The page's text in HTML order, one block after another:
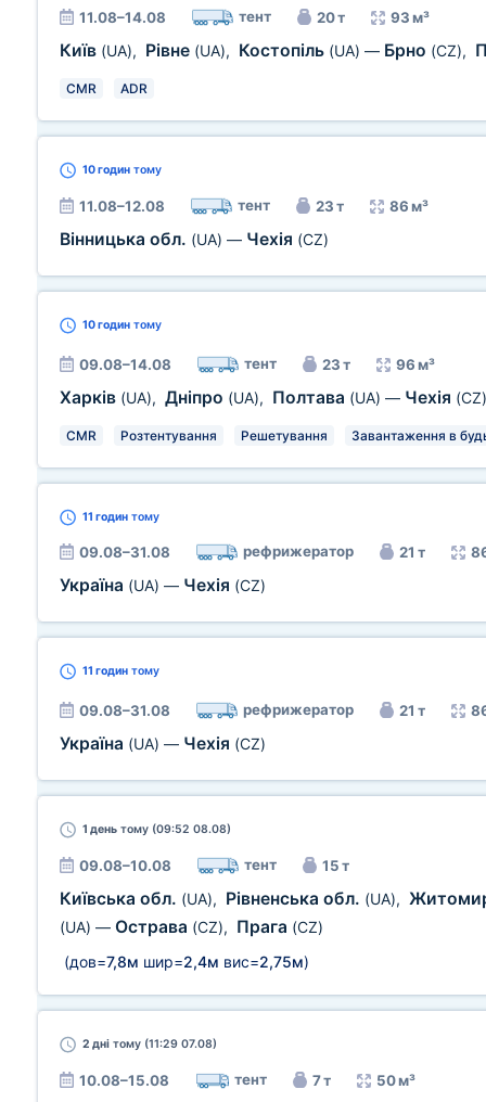
11.08–14.08 тент 20 т 93 м³
Київ (UA), Рівне (UA), Костопіль (UA) — Брно (CZ),
CMR ADR
10 годин тому
11.08–12.08 тент 23 т 86 м³
Вінницька обл. (UA) — Чехія (CZ)
10 годин тому
09.08–14.08 тент 23 т 96 м³
Харків (UA), Дніпро (UA), Полтава (UA) — Чехія (CZ)
CMR Розтентування Решетування Завантаження в
11 годин тому
09.08–31.08 рефрижератор 21 т
Україна (UA) — Чехія (CZ)
11 годин тому
09.08–31.08 рефрижератор 21 т
Україна (UA) — Чехія (CZ)
1 день тому (09:52 08.08)
09.08–10.08 тент 15 т
Київська обл. (UA), Рівненська обл. (UA),
(UA) — Острава (CZ), Прага (CZ)
(дов=7,8м шир=2,4м вис=2,75м)
2 дні тому (11:29 07.08)
10.08–15.08 тент 7 т 50 м³